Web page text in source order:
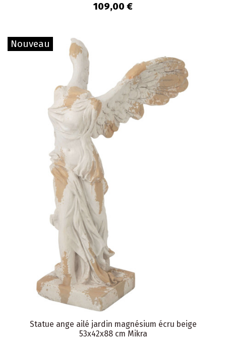
109,00 €
Nouveau
Statue ange ailé jardin magnésium écru beige
53x42x88 cm Mikra